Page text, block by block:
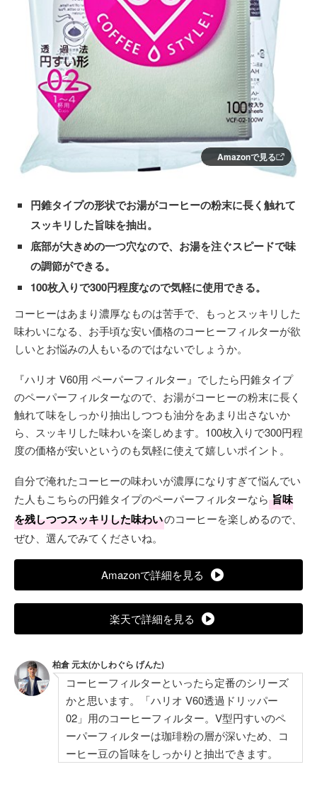
Amazonで見る
円錐タイプの形状でお湯がコーヒーの粉末に長く触れて
スッキリした旨味を抽出。
底部が大きめの一つ穴なので、お湯を注ぐスピードで味
の調節ができる。
100枚入りで300円程度なので気軽に使用できる。
コーヒーはあまり濃厚なものは苦手で、もっとスッキリした
味わいになる、お手頃な安い価格のコーヒーフィルターが欲
しいとお悩みの人もいるのではないでしょうか。
『ハリオ V60用 ペーパーフィルター』でしたら円錐タイプ
のペーパーフィルターなので、お湯がコーヒーの粉末に長く
触れて味をしっかり抽出しつつも油分をあまり出さないか
ら、スッキリした味わいを楽しめます。100枚入りで300円程
度の価格が安いというのも気軽に使えて嬉しいポイント。
自分で淹れたコーヒーの味わいが濃厚になりすぎて悩んでい
た人もこちらの円錐タイプのペーパーフィルターなら 旨味
を残しつつスッキリした味わいのコーヒーを楽しめるので、
ぜひ、選んでみてくださいね。
Amazonで詳細を見る
楽天で詳細を見る
柏倉 元太(かしわぐら げんた)
コーヒーフィルターといったら定番のシリーズ
かと思います。「ハリオ V60透過ドリッパー
02」用のコーヒーフィルター。V型円すいのペ
ーパーフィルターは珈琲粉の層が深いため、コ
ーヒー豆の旨味をしっかりと抽出できます。